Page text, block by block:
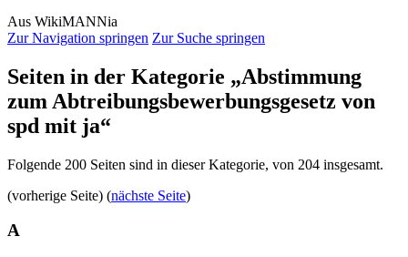
Aus WikiMANNia
Zur Navigation springen Zur Suche springen
Seiten in der Kategorie „Abstimmung
zum Abtreibungsbewerbungsgesetz von
spd mit ja“
Folgende 200 Seiten sind in dieser Kategorie, von 204 insgesamt.
(vorherige Seite) (nächste Seite)
A